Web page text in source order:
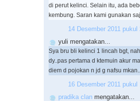
di perut kelinci. Selain itu, ada
kembung. Saran kami gunakan
14 Desember 2011 pukul
yuli mengatakan...
Sya bru bli kelinci 1 lincah bgt,
dy..pas pertama d ktemuin akur
diem d pojokan n jd g nafsu
16 Desember 2011 pukul
pradika clan mengatakan...